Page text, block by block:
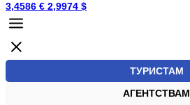
3,4586 € 2,9974 $
ТУРИСТАМ
АГЕНТСТВАМ